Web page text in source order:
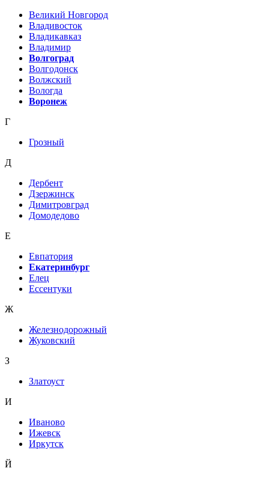
Великий Новгород
Владивосток
Владикавказ
Владимир
Волгоград
Волгодонск
Волжский
Вологда
Воронеж
Г
Грозный
Д
Дербент
Дзержинск
Димитровград
Домодедово
Е
Евпатория
Екатеринбург
Елец
Ессентуки
Ж
Железнодорожный
Жуковский
З
Златоуст
И
Иваново
Ижевск
Иркутск
Й